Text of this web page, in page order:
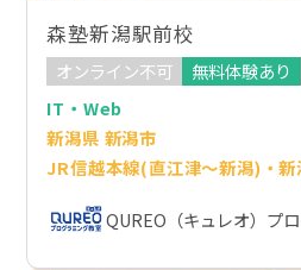
森塾新潟駅前校
オンライン不可
無料体験あり
IT・Web
新潟県 新潟市
JR信越本線(直江津～新潟)・新
QUREO（キュレオ）プ